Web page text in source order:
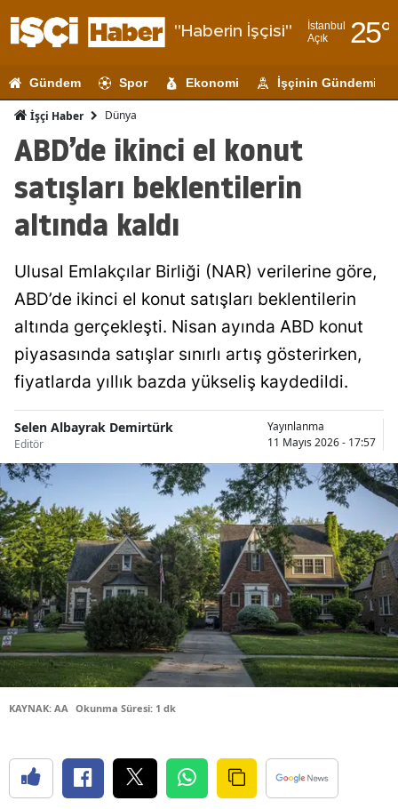
"Haberin İşçisi"
İstanbul
Açık
25°
Adıyaman
Antalya
Artvin
Aydın
Balıkesir
Bitlis
Bolu
Burdur
Bursa
Çanakkale
Çankırı
Diyarbakır
Gündem Spor Ekonomi İşçinin Gündemi
İşçi Haber Dünya
ABD’de ikinci el konut
satışları beklentilerin
altında kaldı
Ulusal Emlakçılar Birliği (NAR) verilerine göre,
ABD’de ikinci el konut satışları beklentilerin
altında gerçekleşti. Nisan ayında ABD konut
piyasasında satışlar sınırlı artış gösterirken,
fiyatlarda yıllık bazda yükseliş kaydedildi.
Selen Albayrak Demirtürk
Editör
Yayınlanma
11 Mayıs 2026 - 17:57
KAYNAK: AA Okunma Süresi: 1 dk